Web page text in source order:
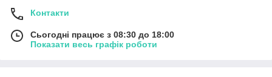
Контакти
Сьогодні працює з 08:30 до 18:00
Показати весь графік роботи